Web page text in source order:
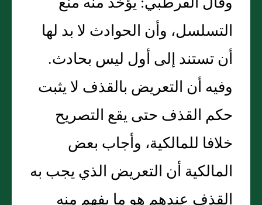
التسلسل، وأن الحوادث لا بد لها
أن تستند إلى أول ليس بحادث.
وفيه أن التعريض بالقذف لا يثبت
حكم القذف حتى يقع التصريح
خلافا للمالكية، وأجاب بعض
المالكية أن التعريض الذي يجب به